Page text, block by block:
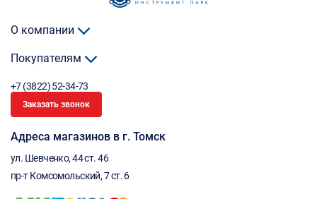
О компании
Покупателям
+7 (3822) 52-34-73
Заказать звонок
Адреса магазинов в г. Томск
ул. Шевченко, 44 ст. 46
пр-т Комсомольский, 7 ст. 6